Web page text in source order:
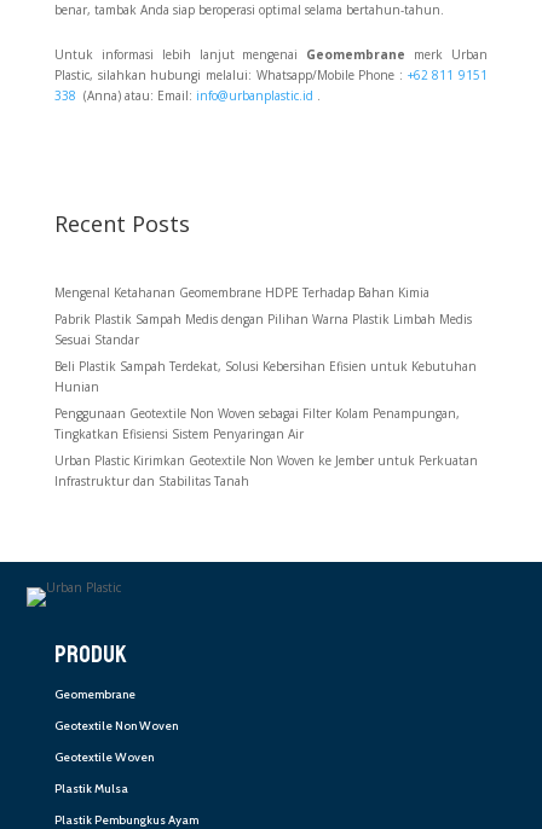
benar, tambak Anda siap beroperasi optimal selama bertahun-tahun.
Untuk informasi lebih lanjut mengenai Geomembrane merk Urban
Plastic, silahkan hubungi melalui: Whatsapp/Mobile Phone : +62 811 9151
338 (Anna) atau: Email: info@urbanplastic.id .
Recent Posts
Mengenal Ketahanan Geomembrane HDPE Terhadap Bahan Kimia
Pabrik Plastik Sampah Medis dengan Pilihan Warna Plastik Limbah Medis
Sesuai Standar
Beli Plastik Sampah Terdekat, Solusi Kebersihan Efisien untuk Kebutuhan
Hunian
Penggunaan Geotextile Non Woven sebagai Filter Kolam Penampungan,
Tingkatkan Efisiensi Sistem Penyaringan Air
Urban Plastic Kirimkan Geotextile Non Woven ke Jember untuk Perkuatan
Infrastruktur dan Stabilitas Tanah
PRODUK
Geomembrane
Geotextile Non Woven
Geotextile Woven
Plastik Mulsa
Plastik Pembungkus Ayam